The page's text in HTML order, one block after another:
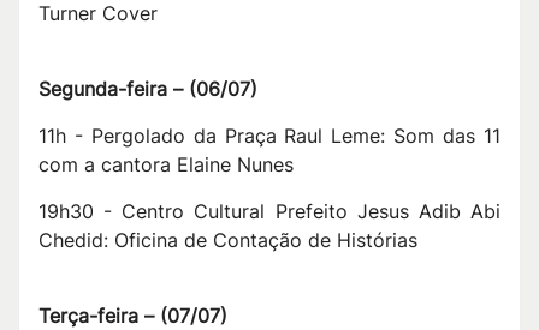
Turner Cover
Segunda-feira – (06/07)
11h - Pergolado da Praça Raul Leme: Som das 11
com a cantora Elaine Nunes
19h30 - Centro Cultural Prefeito Jesus Adib Abi
Chedid: Oficina de Contação de Histórias
Terça-feira – (07/07)